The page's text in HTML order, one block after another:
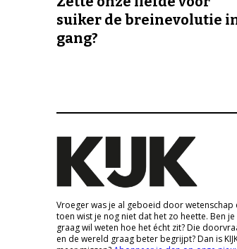
suiker de breinevolutie
gang?
Vroeger was je al geboeid door wetenschap
toen wist je nog niet dat het zo heette. Ben
graag wil weten hoe het écht zit? Die
en de wereld graag beter begrijpt? Dan is